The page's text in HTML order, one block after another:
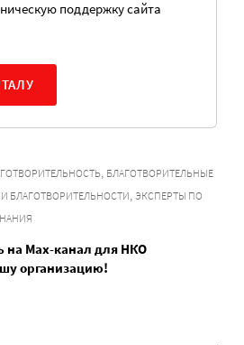
поддержку сайта
БЛАГОТВОРИТЕЛЬНЫЕ
БЛАГОТВОРИТЕЛЬНОСТИ ЭКСПЕРТЫ ПО
на Max-канал для НКО
организацию!